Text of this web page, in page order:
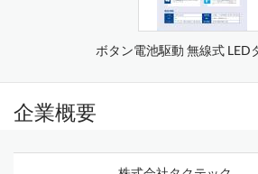
ボタン電池駆動 無線式 LED
企業概要